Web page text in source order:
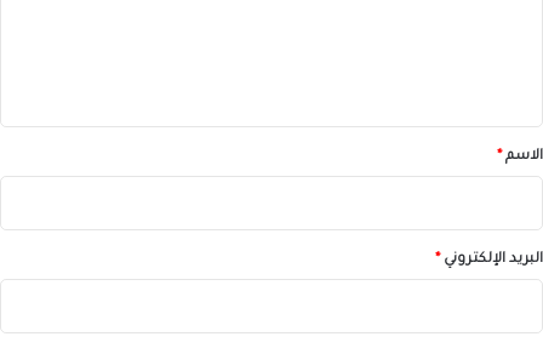
*الاسم *
البريد الإلكتروني *